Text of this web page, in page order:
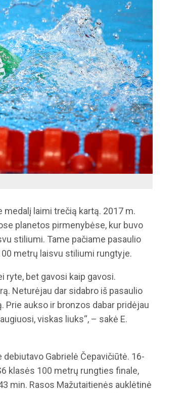
medalį laimi trečią kartą. 2017 m.
planetos pirmenybėse, kur buvo
stiliumi. Tame pačiame pasaulio
metrų laisvu stiliumi rungtyje.
ryte, bet gavosi kaip gavosi.
Neturėjau dar sidabro iš pasaulio
Prie aukso ir bronzos dabar pridėjau
viskas liuks“, – sakė E.
Gabrielė Čepavičiūtė. 16-
klasės 100 metrų rungties finale,
min. Rasos Mažutaitienės auklėtinė